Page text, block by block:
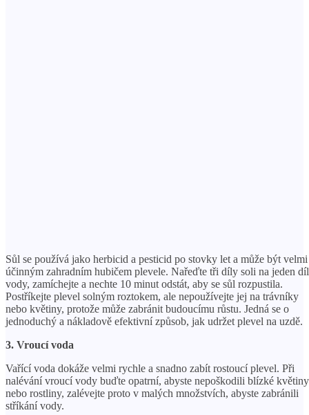
Sůl se používá jako herbicid a pesticid po stovky let a může být velmi
účinným zahradním hubičem plevele. Nařeďte tři díly soli na jeden díl
vody, zamíchejte a nechte 10 minut odstát, aby se sůl rozpustila.
Postříkejte plevel solným roztokem, ale nepoužívejte jej na trávníky
nebo květiny, protože může zabránit budoucímu růstu. Jedná se o
jednoduchý a nákladově efektivní způsob, jak udržet plevel na uzdě.
3. Vroucí voda
Vařící voda dokáže velmi rychle a snadno zabít rostoucí plevel. Při
nalévání vroucí vody buďte opatrní, abyste nepoškodili blízké květiny
nebo rostliny, zalévejte proto v malých množstvích, abyste zabránili
stříkání vody.